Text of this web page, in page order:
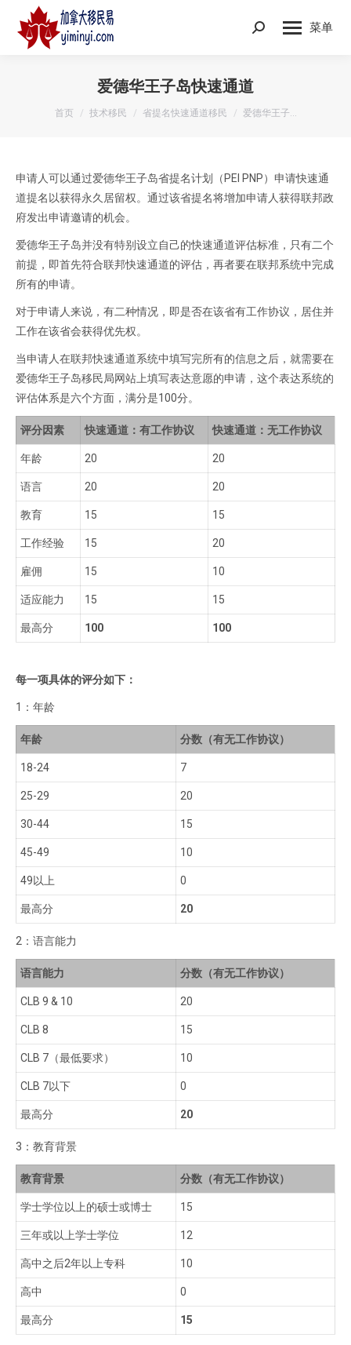
菜单
Search:
爱德华王子岛快速通道
您在这里：
首页 技术移民 省提名快速通道移民 爱德华王子…
申请人可以通过爱德华王子岛省提名计划（PEI PNP）申请快速通
道提名以获得永久居留权。通过该省提名将增加申请人获得联邦政
府发出申请邀请的机会。
爱德华王子岛并没有特别设立自己的快速通道评估标准，只有二个
前提，即首先符合联邦快速通道的评估，再者要在联邦系统中完成
所有的申请。
对于申请人来说，有二种情况，即是否在该省有工作协议，居住并
工作在该省会获得优先权。
当申请人在联邦快速通道系统中填写完所有的信息之后，就需要在
爱德华王子岛移民局网站上填写表达意愿的申请，这个表达系统的
评估体系是六个方面，满分是100分。
评分因素 快速通道：有工作协议 快速通道：无工作协议
年龄 20 20
语言 20 20
教育 15 15
工作经验 15 20
雇佣 15 10
适应能力 15 15
最高分 100 100
每一项具体的评分如下：
1：年龄
年龄 分数（有无工作协议）
18-24 7
25-29 20
30-44 15
45-49 10
49以上 0
最高分 20
2：语言能力
语言能力 分数（有无工作协议）
CLB 9 & 10 20
CLB 8 15
CLB 7（最低要求） 10
CLB 7以下 0
最高分 20
3：教育背景
教育背景 分数（有无工作协议）
学士学位以上的硕士或博士 15
三年或以上学士学位 12
高中之后2年以上专科 10
高中 0
最高分 15